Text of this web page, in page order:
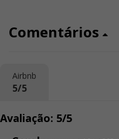
Comentários
Airbnb
5/5
Avaliação: 5/5